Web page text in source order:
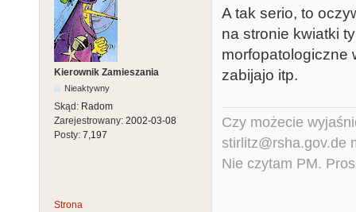
Kierownik Zamieszania
Nieaktywny
Skąd: Radom
Zarejestrowany: 2002-03-08
Posty: 7,197
A tak serio, to
na stronie kwiatki
morfopatologiczne
zabijajo itp.
Czy możecie
stirlitz@rsha.gov.de
Nie czytam PM.
Strona